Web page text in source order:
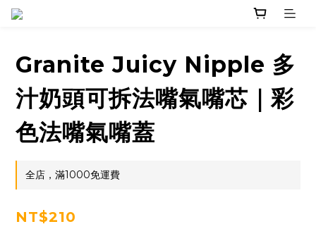
Granite Juicy Nipple 多
汁奶頭可拆法嘴氣嘴芯｜彩
色法嘴氣嘴蓋
全店，滿1000免運費
NT$210